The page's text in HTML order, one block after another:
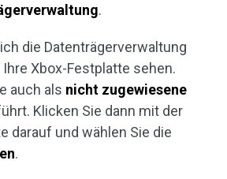
.
die Datenträgerverwaltung
Xbox-Festplatte sehen.
auch als nicht zugewiesene
Klicken Sie dann mit der
darauf und wählen Sie die
.